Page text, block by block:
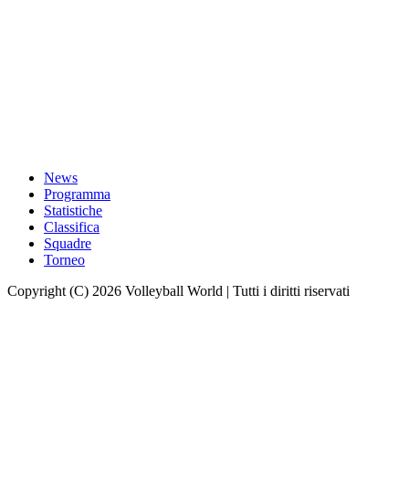
News
Programma
Statistiche
Classifica
Squadre
Torneo
Copyright (C) 2026 Volleyball World | Tutti i diritti riservati